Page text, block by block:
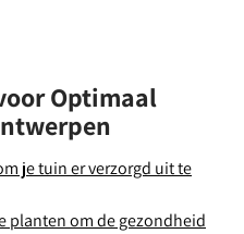
Optimaal
je tuin er verzorgd uit te
planten om de gezondheid